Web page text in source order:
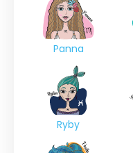
Panna
Ryby